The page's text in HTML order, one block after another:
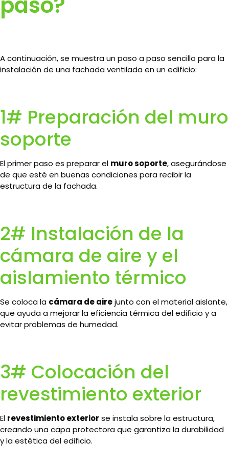
A continuación, se muestra un paso a paso sencillo para la
instalación de una fachada ventilada en un edificio:
1# Preparación del muro
soporte
El primer paso es preparar el muro soporte, asegurándose
de que esté en buenas condiciones para recibir la
estructura de la fachada.
2# Instalación de la
cámara de aire y el
aislamiento térmico
Se coloca la cámara de airejunto con el material aislante,
que ayuda a mejorar la eficiencia térmica del edificio y a
evitar problemas de humedad.
3# Colocación del
revestimiento exterior
El revestimiento exterior se instala sobre la estructura,
creando una capa protectora que garantiza la durabilidad
y la estética del edificio.